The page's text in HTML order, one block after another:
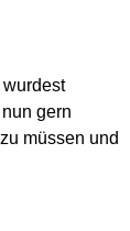
gern
müssen und